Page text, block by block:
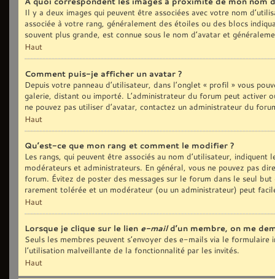
Il y a deux images qui peuvent être associées avec votre nom
associée à votre rang, généralement des étoiles ou des blocs
souvent plus grande, est connue sous le nom d’avatar et
Haut
Comment puis-je afficher un avatar ?
Depuis votre panneau d’utilisateur, dans l’onglet « profil » vous
galerie, distant ou importé. L’administrateur du forum peut activer
ne pouvez pas utiliser d’avatar, contactez un administrateur du
Haut
Qu’est-ce que mon rang et comment le modifier ?
Les rangs, qui peuvent être associés au nom d’utilisateur,
modérateurs et administrateurs. En général, vous ne pouvez pas
forum. Évitez de poster des messages sur le forum dans le seul
rarement tolérée et un modérateur (ou un administrateur) peut
Haut
Lorsque je clique sur le lien e-maild’un membre, on me
Seuls les membres peuvent s’envoyer des e-mails via le
l’utilisation malveillante de la fonctionnalité par les invités.
Haut